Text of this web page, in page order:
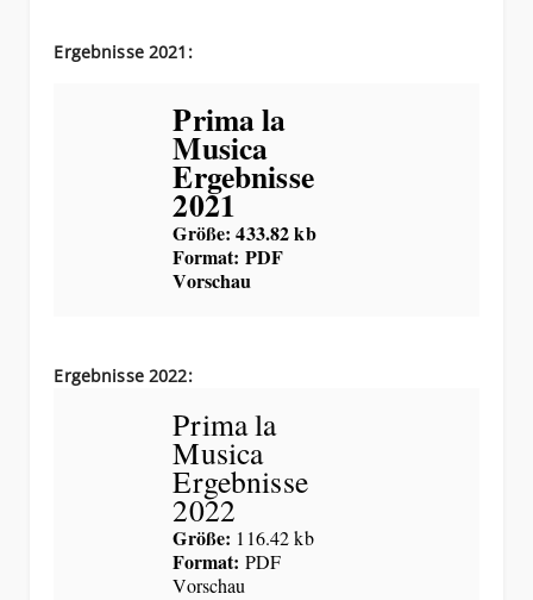
Ergebnisse 2021:
Prima la
Musica
Ergebnisse
2021
Größe:433.82 kb
Format: PDF
Vorschau
Ergebnisse 2022:
Prima la
Musica
Ergebnisse
2022
Größe: 116.42 kb
Format: PDF
Vorschau